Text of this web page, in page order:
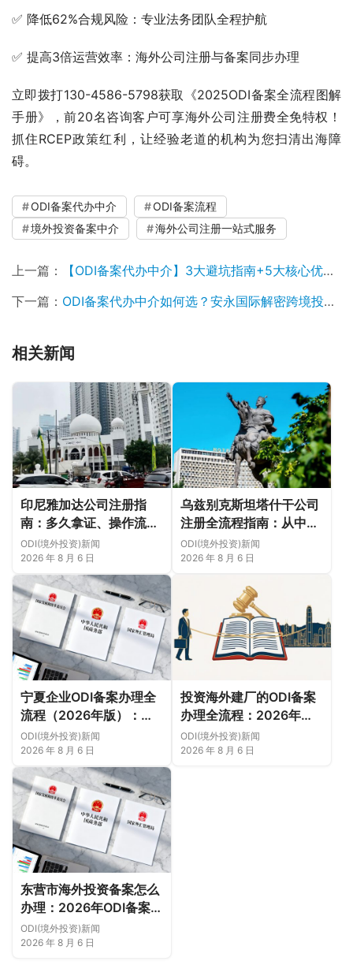
✅ 降低62%合规风险：专业法务团队全程护航
✅ 提高3倍运营效率：海外公司注册与备案同步办理
立即拨打130-4586-5798获取《2025ODI备案全流程图解
手册》，前20名咨询客户可享海外公司注册费全免特权！
抓住RCEP政策红利，让经验老道的机构为您扫清出海障
碍。
ODI备案代办中介
ODI备案流程
境外投资备案中介
海外公司注册一站式服务
上一篇：
【ODI备案代办中介】3大避坑指南+5大核心优势，跨境投资一次过审就找安永国际！
下一篇： ODI备案代办中介如何选？安永国际解密跨境投资省心攻略，助力企业高效出海！
相关新闻
印尼雅加达公司注册指
南：多久拿证、操作流程
与股东新规（附材料清单
及成功案例与正规靠谱代
办中介推荐）
ODI(境外投资)新闻
2026 年 8 月 6 日
乌兹别克斯坦塔什干公司
注册全流程指南：从中国
ODI备案到当地银行开户
（附材料清单及成功案例
ODI(境外投资)新闻
2026 年 8 月 6 日
宁夏企业ODI备案办理全
流程（2026年版）：从
项目立项、发改商务备案
到银行汇款（附材料清单
及成功案例与正规靠谱代
办中介推荐）
ODI(境外投资)新闻
2026 年 8 月 6 日
投资海外建厂的ODI备案
办理全流程：2026年版
实操指南（附材料清单及
成功案例与正规靠谱代办
ODI(境外投资)新闻
2026 年 8 月 6 日
东营市海外投资备案怎么
办理：2026年ODI备案流
程、材料与注意事项（附
材料清单及成功案例与正
ODI(境外投资)新闻
2026 年 8 月 6 日